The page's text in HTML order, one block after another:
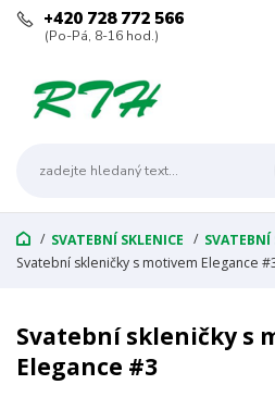
+420 728 772 566
(Po-Pá, 8-16 hod.)
SVATEBNÍ SKLENICE
SVATEBNÍ
Svatební skleničky s motivem Elegance
Svatební skleničky s
Elegance #3